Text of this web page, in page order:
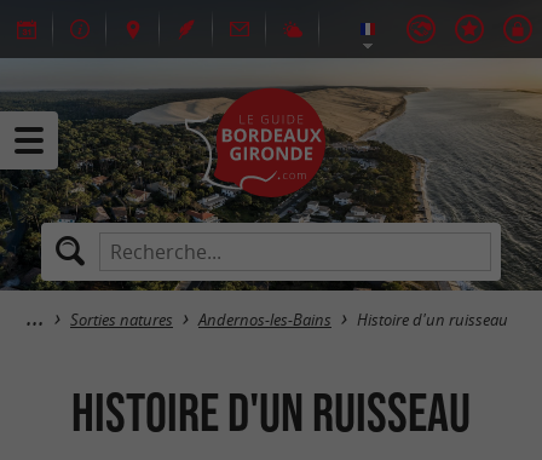
Sorties natures Andernos-les-Bains Histoire d'un ruisseau
Histoire d'un ruisseau